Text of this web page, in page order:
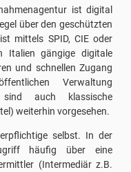
ist digital
über den geschützten
mittels SPID, CIE oder
Italien gängige digitale
und schnellen Zugang
Verwaltung
auch klassische
weiterhin vorgesehen.
selbst. In der
häufig über eine
(Intermediär z.B.